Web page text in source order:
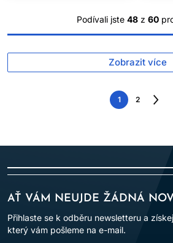
Podívali jste 48 z 60
Zobrazit více
1 2
AŤ VÁM NEUJDE ŽÁDNÁ
Přihlaste se k odběru newsletteru a
který vám pošleme na e-mail.